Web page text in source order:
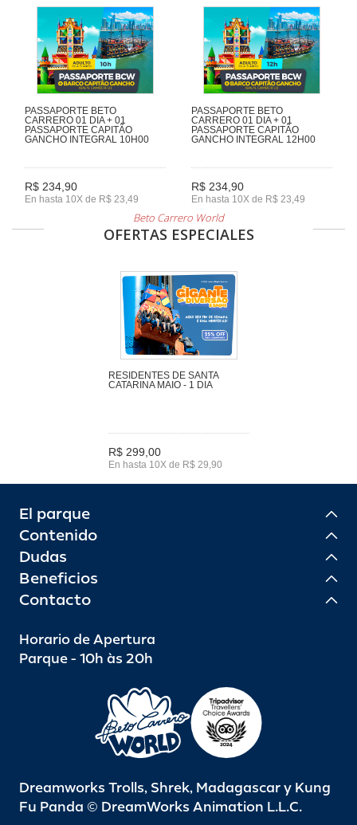
PASSAPORTE BETO
CARRERO 01 DIA + 01
PASSAPORTE CAPITÃO
GANCHO INTEGRAL 10H00
R$ 234,90
En hasta 10X de R$ 23,49
PASSAPORTE BETO
CARRERO 01 DIA + 01
PASSAPORTE CAPITÃO
GANCHO INTEGRAL 12H00
R$ 234,90
En hasta 10X de R$ 23,49
Beto Carrero World
OFERTAS ESPECIALES
RESIDENTES DE SANTA
CATARINA MAIO - 1 DIA
R$ 299,00
En hasta 10X de R$ 29,90
El parque
Contenido
Dudas
Beneficios
Contacto
Horario de Apertura
Parque - 10h às 20h
Dreamworks Trolls, Shrek, Madagascar y Kung
Fu Panda © DreamWorks Animation L.L.C.